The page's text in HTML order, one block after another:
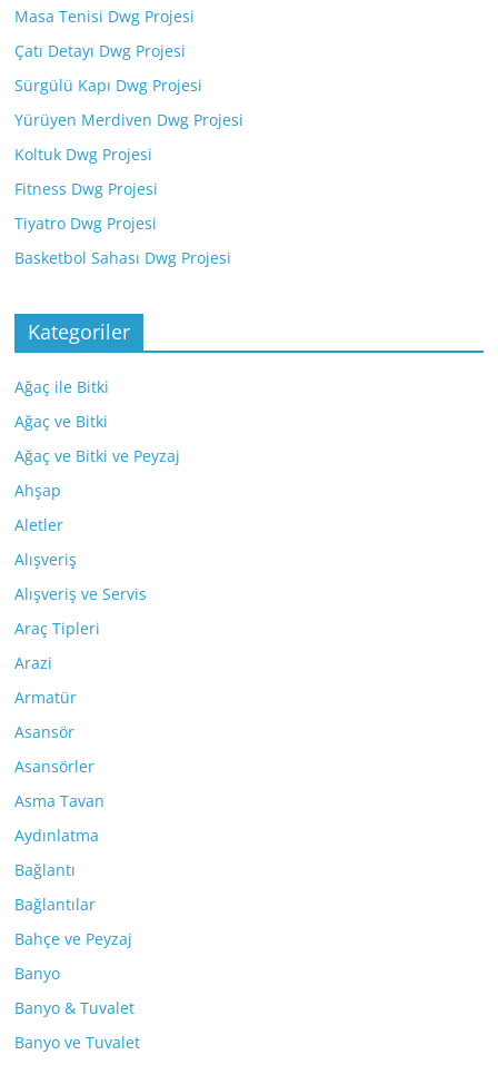
Masa Tenisi Dwg Projesi
Çatı Detayı Dwg Projesi
Sürgülü Kapı Dwg Projesi
Yürüyen Merdiven Dwg Projesi
Koltuk Dwg Projesi
Fitness Dwg Projesi
Tiyatro Dwg Projesi
Basketbol Sahası Dwg Projesi
Kategoriler
Ağaç ile Bitki
Ağaç ve Bitki
Ağaç ve Bitki ve Peyzaj
Ahşap
Aletler
Alışveriş
Alışveriş ve Servis
Araç Tipleri
Arazi
Armatür
Asansör
Asansörler
Asma Tavan
Aydınlatma
Bağlantı
Bağlantılar
Bahçe ve Peyzaj
Banyo
Banyo & Tuvalet
Banyo ve Tuvalet